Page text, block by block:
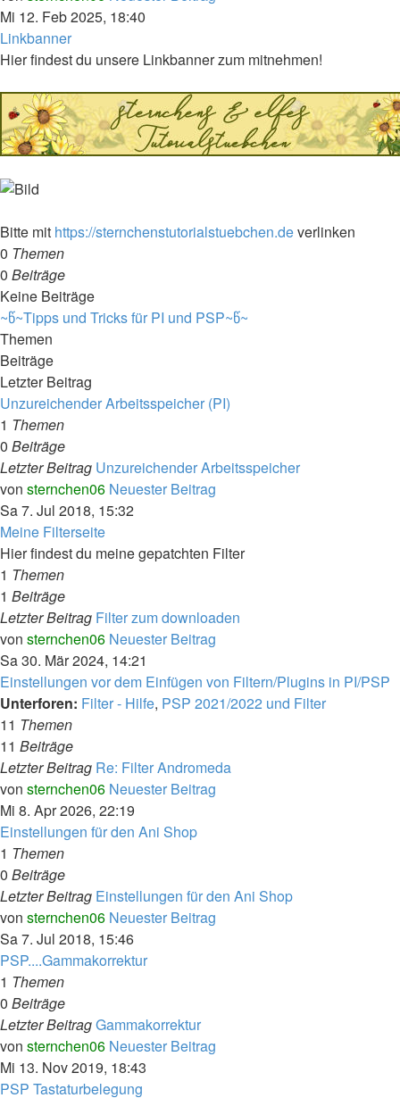
Mi 12. Feb 2025, 18:40
Linkbanner
Hier findest du unsere Linkbanner zum mitnehmen!
Bitte mit https://sternchenstutorialstuebchen.deverlinken
0 Themen
0 Beiträge
Keine Beiträge
~წ~Tipps und Tricks für PI und PSP~წ~
Themen
Beiträge
Letzter Beitrag
Unzureichender Arbeitsspeicher (PI)
1 Themen
0 Beiträge
Letzter Beitrag Unzureichender Arbeitsspeicher
von sternchen06 Neuester Beitrag
Sa 7. Jul 2018, 15:32
Meine Filterseite
Hier findest du meine gepatchten Filter
1 Themen
1 Beiträge
Letzter Beitrag Filter zum downloaden
von sternchen06 Neuester Beitrag
Sa 30. Mär 2024, 14:21
Einstellungen vor dem Einfügen von Filtern/Plugins in PI/PSP
Unterforen: Filter - Hilfe, PSP 2021/2022 und Filter
11 Themen
11 Beiträge
Letzter Beitrag Re: Filter Andromeda
von sternchen06 Neuester Beitrag
Mi 8. Apr 2026, 22:19
Einstellungen für den Ani Shop
1 Themen
0 Beiträge
Letzter Beitrag Einstellungen für den Ani Shop
von sternchen06 Neuester Beitrag
Sa 7. Jul 2018, 15:46
PSP....Gammakorrektur
1 Themen
0 Beiträge
Letzter BeitragGammakorrektur
von sternchen06 Neuester Beitrag
Mi 13. Nov 2019, 18:43
PSP Tastaturbelegung